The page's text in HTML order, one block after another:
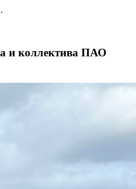
и коллектива ПАО